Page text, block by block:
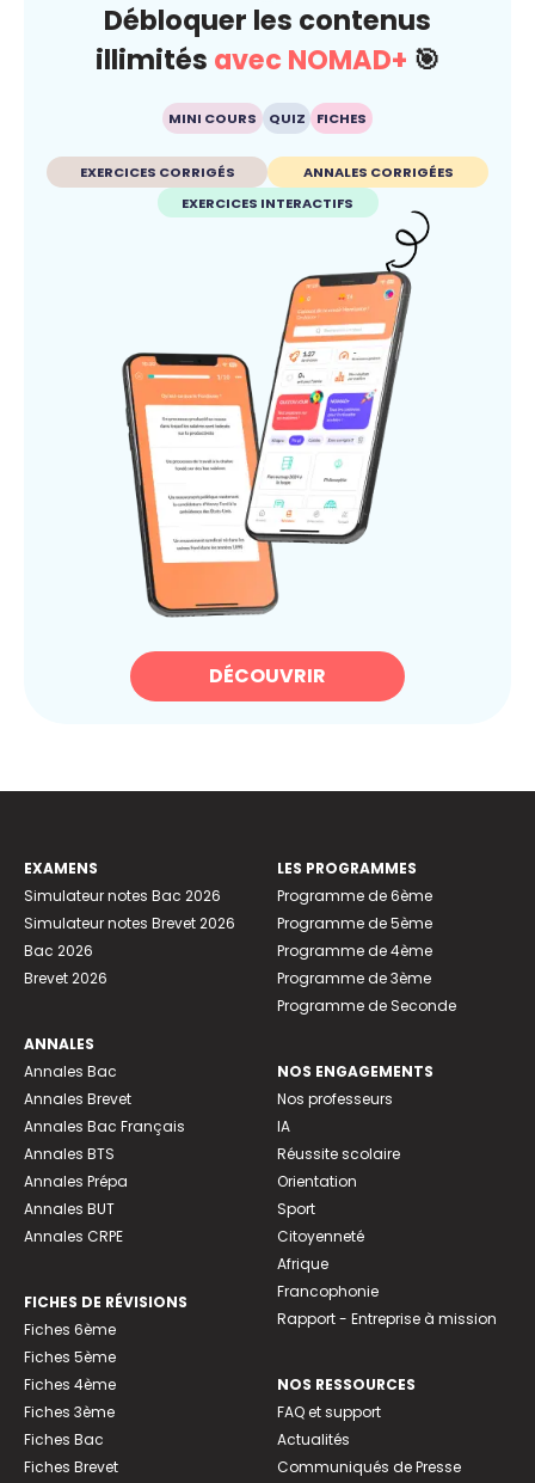
Débloquer les contenus
illimités avec NOMAD+ 🎯
MINI COURS QUIZ FICHES
EXERCICES CORRIGÉS
ANNALES CORRIGÉES
EXERCICES INTERACTIFS
DÉCOUVRIR
EXAMENS
Simulateur notes Bac 2026
Simulateur notes Brevet 2026
Bac 2026
Brevet 2026
ANNALES
Annales Bac
Annales Brevet
Annales Bac Français
Annales BTS
Annales Prépa
Annales BUT
Annales CRPE
FICHES DE RÉVISIONS
Fiches 6ème
Fiches 5ème
Fiches 4ème
Fiches 3ème
Fiches Bac
Fiches Brevet
LES PROGRAMMES
Programme de 6ème
Programme de 5ème
Programme de 4ème
Programme de 3ème
Programme de Seconde
NOS ENGAGEMENTS
Nos professeurs
IA
Réussite scolaire
Orientation
Sport
Citoyenneté
Afrique
Francophonie
Rapport - Entreprise à mission
NOS RESSOURCES
FAQ et support
Actualités
Communiqués de Presse